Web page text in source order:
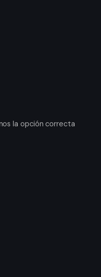
la opción correcta